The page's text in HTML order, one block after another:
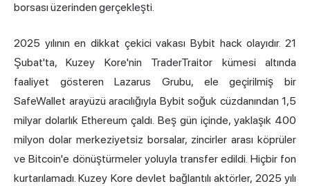
borsası üzerinden gerçekleşti.
2025 yılının en dikkat çekici vakası Bybit hack olayıdır. 21
Şubat'ta, Kuzey Kore'nin TraderTraitor kümesi altında
faaliyet gösteren Lazarus Grubu, ele geçirilmiş bir
SafeWallet arayüzü aracılığıyla Bybit soğuk cüzdanından 1,5
milyar dolarlık Ethereum çaldı. Beş gün içinde, yaklaşık 400
milyon dolar merkeziyetsiz borsalar, zincirler arası köprüler
ve Bitcoin'e dönüştürmeler yoluyla transfer edildi. Hiçbir fon
kurtarılamadı. Kuzey Kore devlet bağlantılı aktörler, 2025 yılı